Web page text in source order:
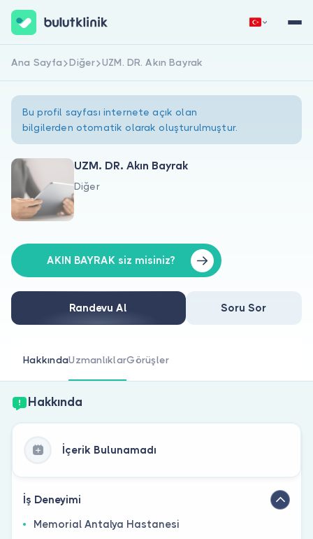
Hakkımızda
Doktorlar için
Doktor musunuz?
Hemen Kaydol
Ana Sayfa Diğer UZM. DR. Akın Bayrak
Bu profil sayfası internete açık olan
bilgilerden otomatik olarak oluşturulmuştur.
UZM. DR. Akın Bayrak
Diğer
AKIN BAYRAK siz misiniz?
Randevu Al Soru Sor
HakkındaUzmanlıklarGörüşler
Hakkında
İçerik Bulunamadı
İş Deneyimi
Memorial Antalya Hastanesi